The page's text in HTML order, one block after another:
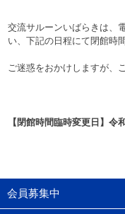
交流サルーンいばらきは、
い、下記の日程にて閉館時
ご迷惑をおかけしますが、
【閉館時間臨時変更日】
会員募集中